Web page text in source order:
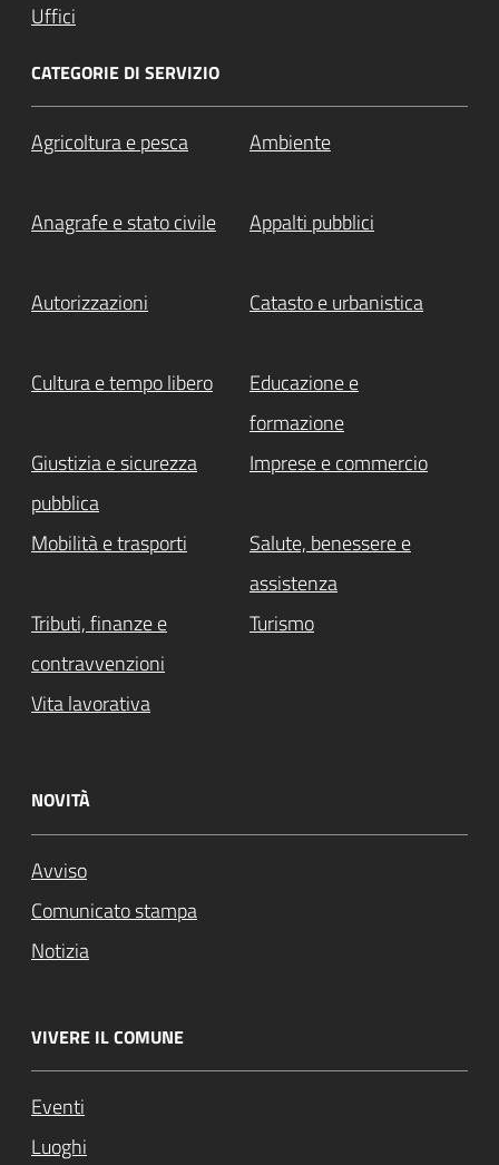
Uffici
CATEGORIE DI SERVIZIO
Agricoltura e pesca Ambiente
Anagrafe e stato civile Appalti pubblici
Autorizzazioni Catasto e urbanistica
Cultura e tempo libero
Educazione e
formazione
Giustizia e sicurezza
pubblica
Imprese e commercio
Mobilità e trasporti
Salute, benessere e
assistenza
Tributi, finanze e
contravvenzioni
Turismo
Vita lavorativa
NOVITÀ
Avviso
Comunicato stampa
Notizia
VIVERE IL COMUNE
Eventi
Luoghi